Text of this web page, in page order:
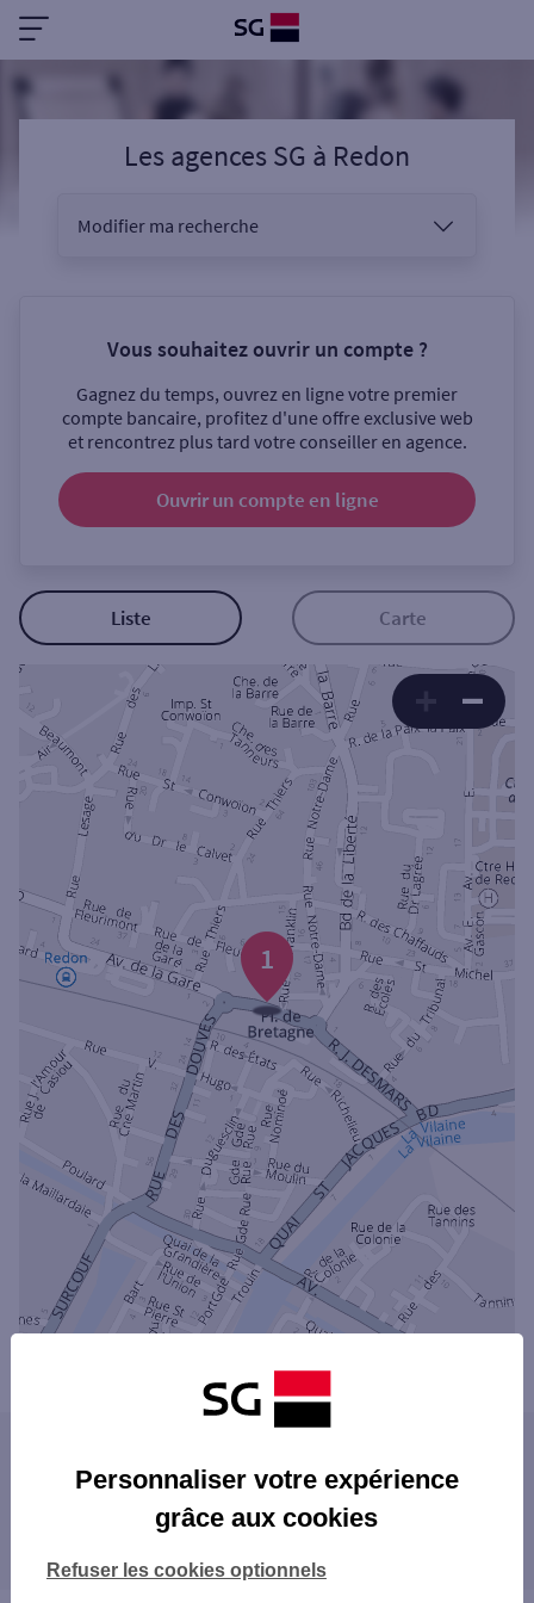
Les agences SG à Redon
Modifier ma recherche
Sélectionnez votre recherche
Ouverte le samedi
Coffre-fort
Autour de moi
ou
Ville / Code postal
Rue
Rechercher
Vous souhaitez ouvrir un compte ?
Gagnez du temps, ouvrez en ligne votre premier
compte bancaire, profitez d'une offre exclusive web
et rencontrez plus tard votre conseiller en agence.
Ouvrir un compte en ligne
Liste Carte
1
Les agences SG dans les départements
22 CÔTES-D'ARMOR
Personnaliser votre expérience
grâce aux cookies
Refuser les cookies optionnels